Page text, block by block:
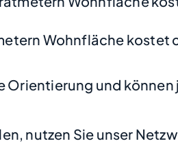
Wohnfläche kostet
und
nutzen Sie unser